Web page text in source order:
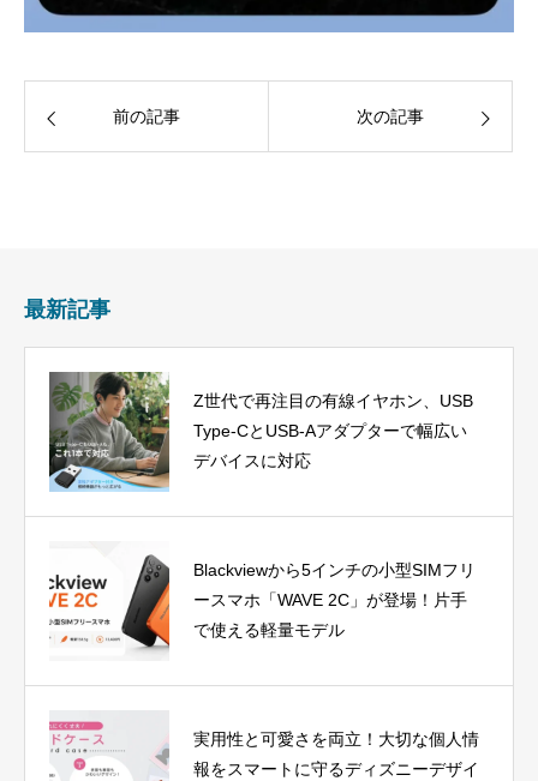
前の記事 次の記事
最新記事
Z世代で再注目の有線イヤホン、USB
Type-CとUSB-Aアダプターで幅広い
デバイスに対応
Blackviewから5インチの小型SIMフリ
ースマホ「WAVE 2C」が登場！片手
で使える軽量モデル
実用性と可愛さを両立！大切な個人情
報をスマートに守るディズニーデザイ